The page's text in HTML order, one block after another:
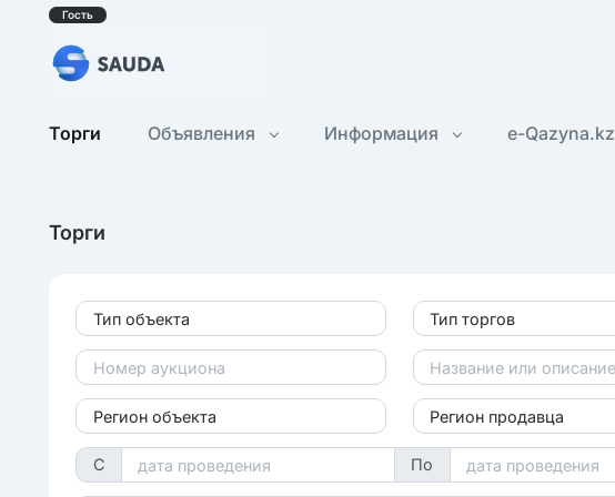
Гость
Торги Объявления Информация e-Qazyna.kz
Торги
Тип объекта Тип торгов
Регион объекта Регион продавца
С По